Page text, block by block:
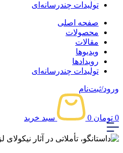
تولیدات چندرسانه‌ای
صفحه اصلی
محصولات
مقالات
ویدیوها
رویدادها
تولیدات چندرسانه‌ای
ورود/ثبت‌نام
0 تومان 0 سبد خرید